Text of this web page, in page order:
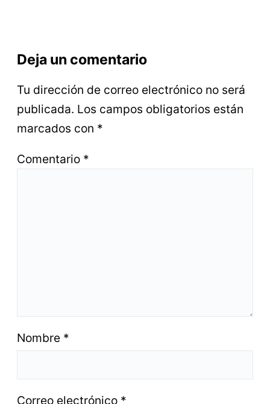
Deja un comentario
Tu dirección de correo electrónico no será
publicada. Los campos obligatorios están
marcados con *
Comentario *
Nombre *
Correo electrónico *